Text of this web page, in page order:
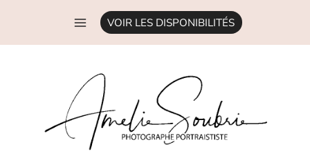
contenu
VOIR LES DISPONIBILITÉS